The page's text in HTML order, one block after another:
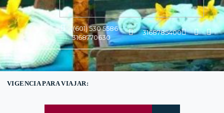
(601) 530 5586 -
3168770630
3168785400
VIGENCIA PARA VIAJAR: